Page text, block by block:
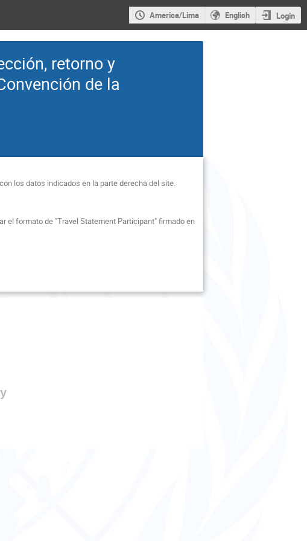
America/Lima English Login
retorno y
de la
los datos indicados en la parte derecha del site.
el formato de "Travel Statement Participant" firmado en